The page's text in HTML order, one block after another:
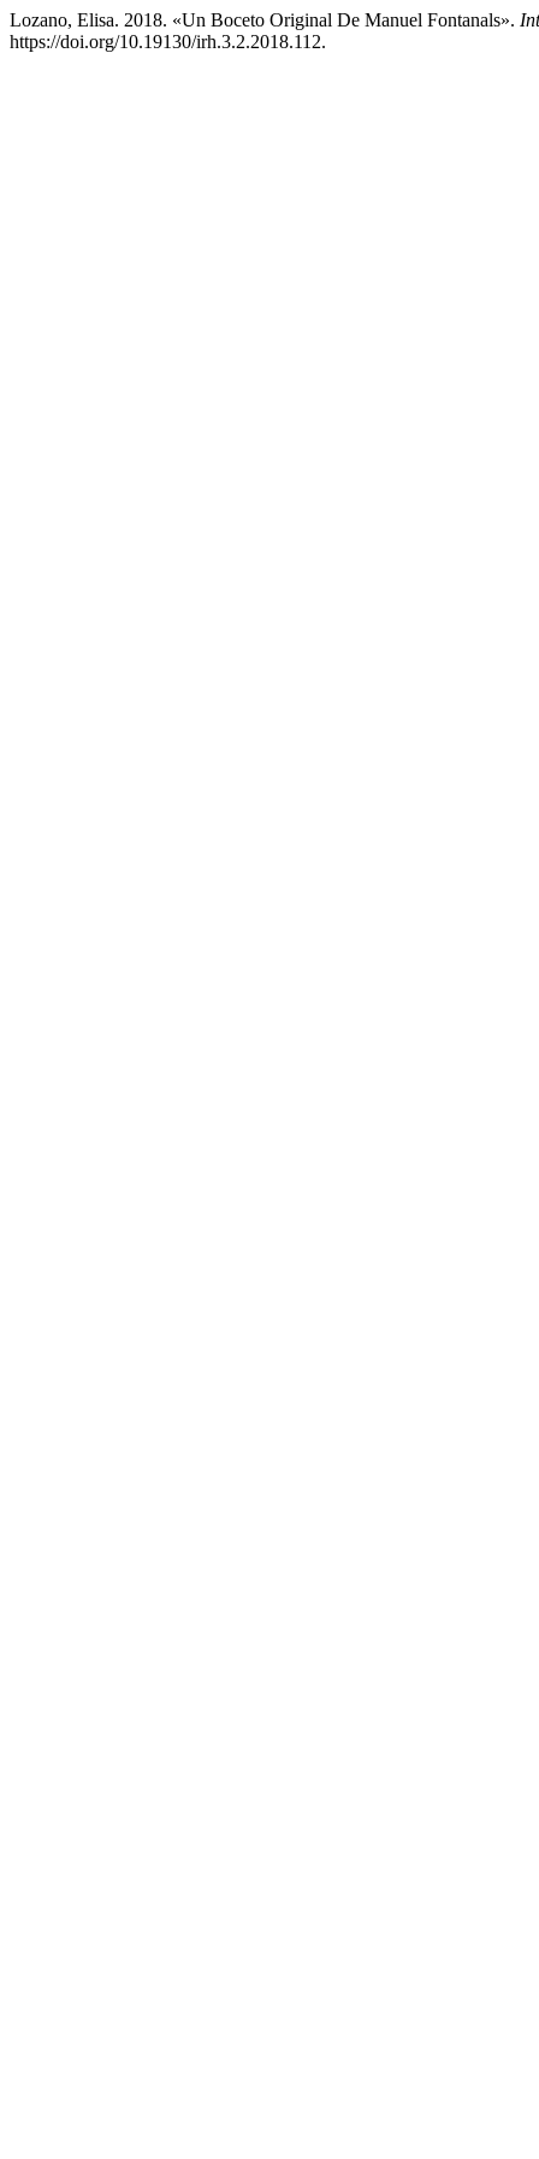
Lozano, Elisa. 2018. «Un Boceto Original De Manuel Fontanals».
https://doi.org/10.19130/irh.3.2.2018.112.